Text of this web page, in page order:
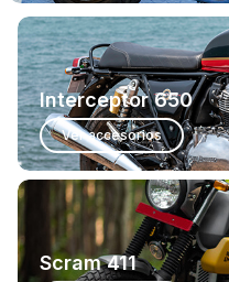
Interceptor 650
Ver accesorios
Scram 411